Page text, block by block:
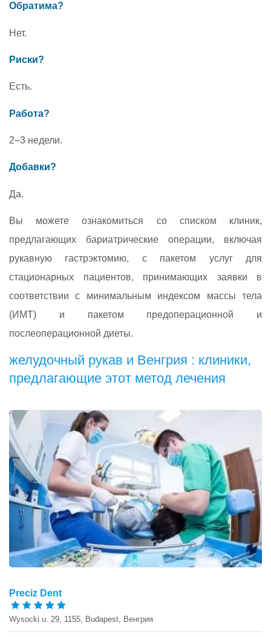
Обратима?
Нет.
Риски?
Есть.
Работа?
2–3 недели.
Добавки?
Да.
Вы можете ознакомиться со списком клиник,
предлагающих бариатрические операции, включая
рукавную гастрэктомию, с пакетом услуг для
стационарных пациентов, принимающих заявки в
соответствии с минимальным индексом массы тела
(ИМТ) и пакетом предоперационной и
послеоперационной диеты.
желудочный рукав и Венгрия : клиники,
предлагающие этот метод лечения
Preciz Dent
Wysocki u. 29, 1155, Budapest, Венгрия